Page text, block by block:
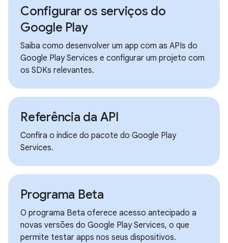
Configurar os serviços do
Google Play
Saiba como desenvolver um app com as APIs do
Google Play Services e configurar um projeto com
os SDKs relevantes.
Referência da API
Confira o índice do pacote do Google Play
Services.
Programa Beta
O programa Beta oferece acesso antecipado a
novas versões do Google Play Services, o que
permite testar apps nos seus dispositivos.